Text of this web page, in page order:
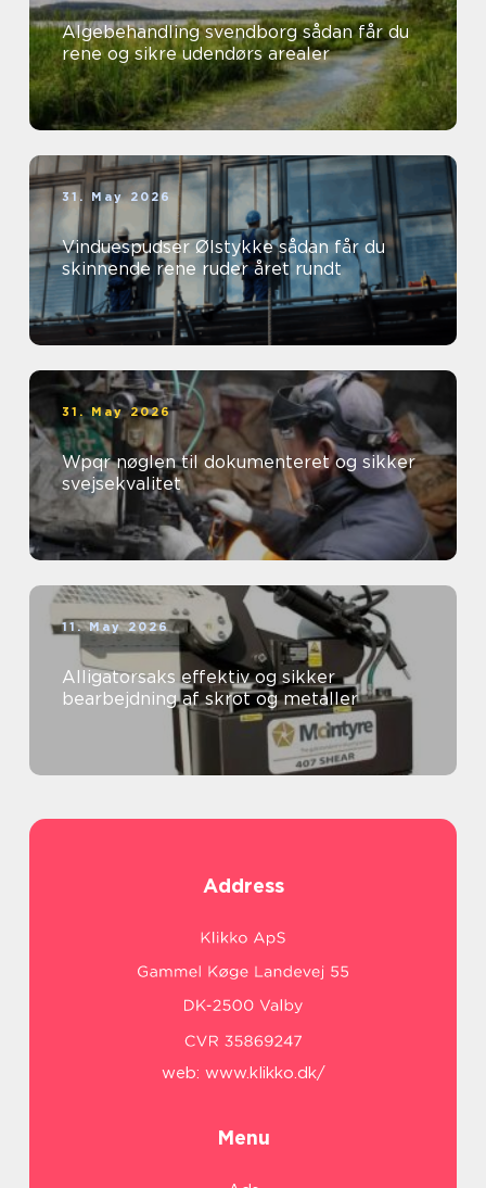
Algebehandling svendborg sådan får du
rene og sikre udendørs arealer
31. May 2026
Vinduespudser Ølstykke sådan får du
skinnende rene ruder året rundt
31. May 2026
Wpqr nøglen til dokumenteret og sikker
svejsekvalitet
11. May 2026
Alligatorsaks effektiv og sikker
bearbejdning af skrot og metaller
Address
web: www.klikko.dk/
Menu